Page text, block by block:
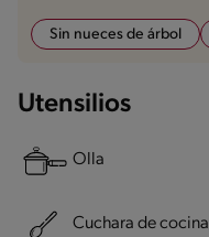
Sin nueces de árbol
Utensilios
Olla
Cuchara de cocina